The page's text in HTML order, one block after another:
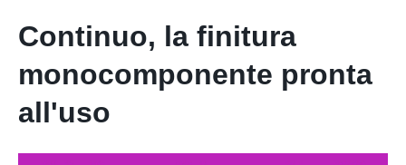
Continuo, la finitura
monocomponente pronta
all'uso